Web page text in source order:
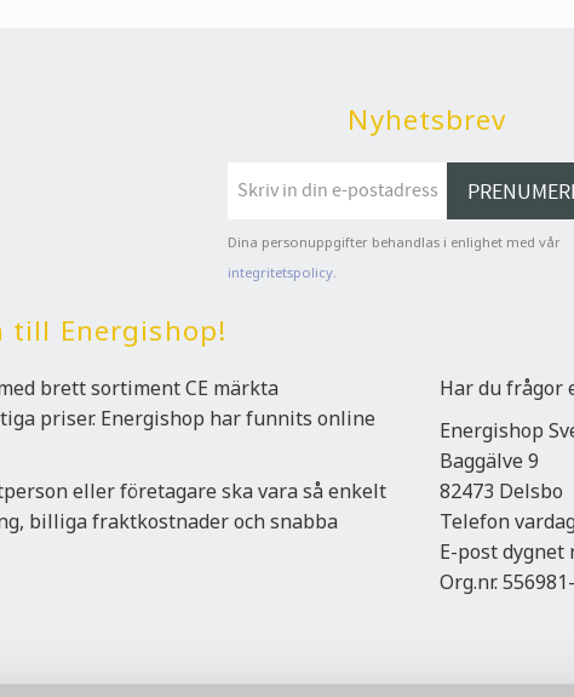
Nyhetsbrev
Dina personuppgifter behandlas i enlighet med vår
integritetspolicy.
till Energishop!
brett sortiment CE märkta
priser. Energishop har funnits online
eller företagare ska vara så enkelt
billiga fraktkostnader och snabba
Har du frågor
Energishop
Baggälve 9
82473 Delsbo
Telefon
E-post dygnet
Org.nr.